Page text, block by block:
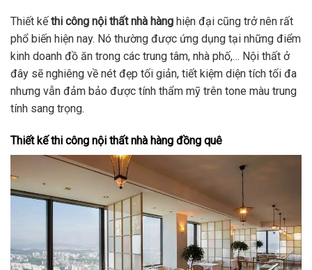
Thiết kếthi công nội thất nhà hàng hiện đại cũng trở nên rất
phổ biến hiện nay. Nó thường được ứng dụng tại những điểm
kinh doanh đồ ăn trong các trung tâm, nhà phố,… Nội thất ở
đây sẽ nghiêng về nét đẹp tối giản, tiết kiệm diện tích tối đa
nhưng vẫn đảm bảo được tính thẩm mỹ trên tone màu trung
tính sang trọng.
Thiết kế thi công nội thất nhà hàng đồng quê